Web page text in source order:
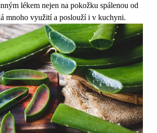
lékem nejen na pokožku spálenou od
mnoho využití a poslouží i v kuchyni.